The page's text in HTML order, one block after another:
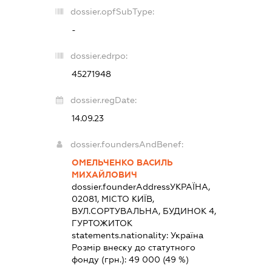
dossier.opfSubType:
-
dossier.edrpo:
45271948
dossier.regDate:
14.09.23
dossier.foundersAndBenef:
ОМЕЛЬЧЕНКО ВАСИЛЬ
МИХАЙЛОВИЧ
dossier.founderAddressУКРАЇНА,
02081, МІСТО КИЇВ,
ВУЛ.СОРТУВАЛЬНА, БУДИНОК 4,
ГУРТОЖИТОК
statements.nationality: Україна
Розмір внеску до статутного
фонду (грн.): 49 000 (49 %)